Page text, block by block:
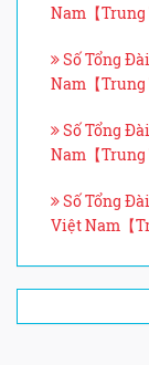
Nam【Trung
Số Tổng
Nam【Trung
Số Tổng
Nam【Trung
Số Tổng
Việt Nam【